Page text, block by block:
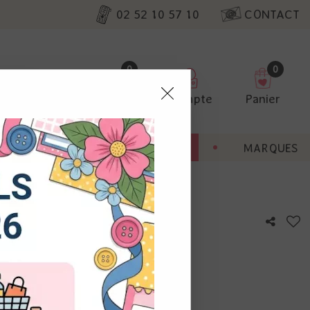
02 52 10 57 10 CONTACT
0
Compte
0
Panier
BONNES AFFAIRES MARQUES
clair / Or
avis !
nos
non
Vous
à droite